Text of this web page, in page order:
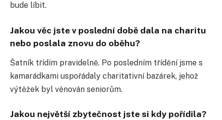
bude líbit.
Jakou věc jste v poslední době dala na charitu
nebo poslala znovu do oběhu?
Šatník třídím pravidelně. Po posledním třídění jsme s
kamarádkami uspořádaly charitativní bazárek, jehož
výtěžek byl věnován seniorům.
Jakou největší zbytečnost jste si kdy pořídila?